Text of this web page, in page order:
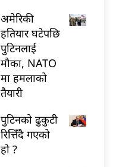
अमेरिकी
हतियार घटेपछि
पुटिनलाई
मौका, NATO
मा हमलाको
तैयारी
पुटिनको ढुकुटी
रित्तिँदै गएको
हो ?